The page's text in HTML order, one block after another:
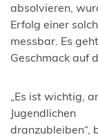
absolvieren,
Erfolg einer
messbar. Es
Geschmack auf
„Es ist wichtig,
Jugendlichen
dranzubleiben“,